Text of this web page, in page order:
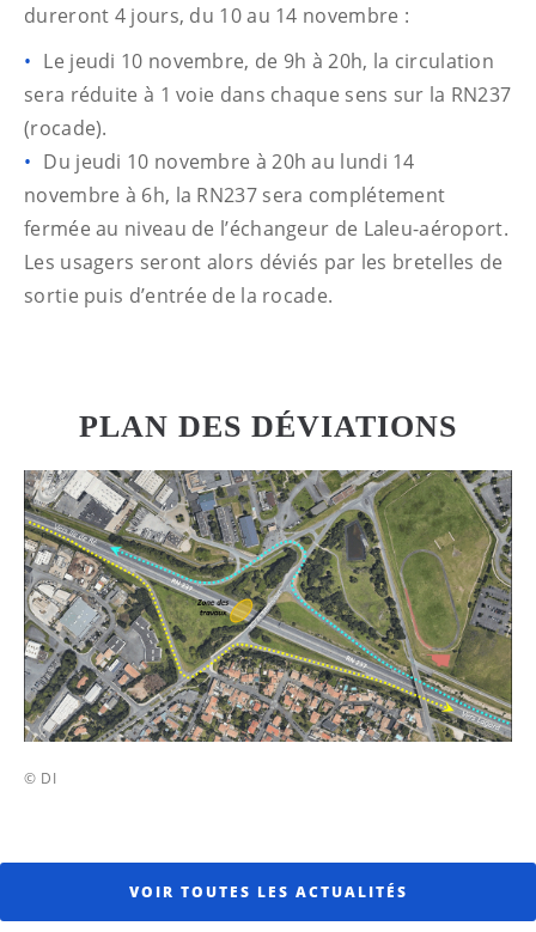
dureront 4 jours, du 10 au 14 novembre :
Le jeudi 10 novembre, de 9h à 20h, la circulation
sera réduite à 1 voie dans chaque sens sur la RN237
(rocade).
Du jeudi 10 novembre à 20h au lundi 14
novembre à 6h, la RN237 sera complétement
fermée au niveau de l’échangeur de Laleu-aéroport.
Les usagers seront alors déviés par les bretelles de
sortie puis d’entrée de la rocade.
PLAN DES DÉVIATIONS
© DI
VOIR TOUTES LES ACTUALITÉS